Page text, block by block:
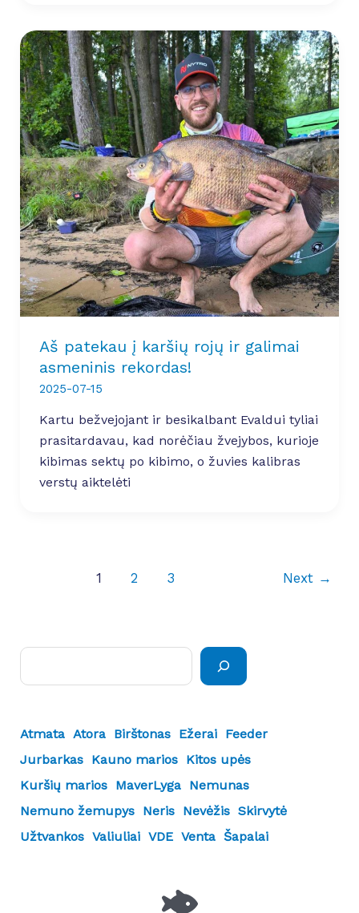
Aš patekau į karšių rojų ir galimai
asmeninis rekordas!
2025-07-15
Kartu bežvejojant ir besikalbant Evaldui tyliai
prasitardavau, kad norėčiau žvejybos, kurioje
kibimas sektų po kibimo, o žuvies kalibras
verstų aiktelėti
1 2 3 Next →
Atmata Atora Birštonas Ežerai Feeder
Jurbarkas Kauno marios Kitos upės
Kuršių marios MaverLyga Nemunas
Nemuno žemupys Neris Nevėžis Skirvytė
Užtvankos Valiuliai VDE Venta Šapalai